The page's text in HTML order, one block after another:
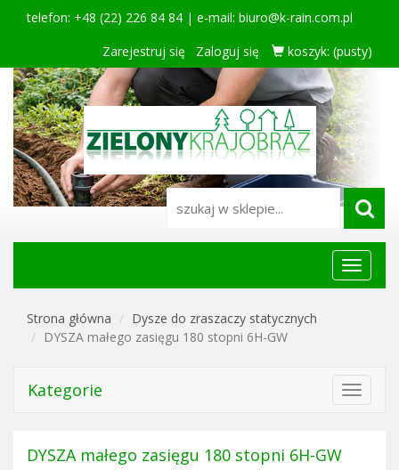
telefon: +48 (22) 226 84 84 | e-mail: biuro@k-rain.com.pl
Zarejestruj się
Zaloguj się koszyk: (pusty)
Menu
główne
Strona główna
Dysze do zraszaczy statycznych
DYSZA małego zasięgu 180 stopni 6H-GW
Kategorie
Toggle
DYSZA małego zasięgu 180 stopni 6H-GW